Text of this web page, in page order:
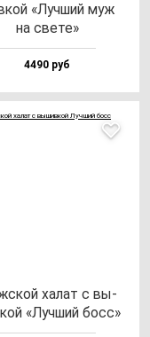
«Луч­ший муж
на све­те»
4490 руб
ха­лат с вы­
«Луч­ший босс»